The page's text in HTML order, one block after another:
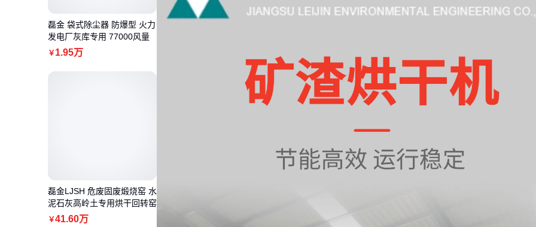
磊金 袋式除尘器 防爆型 火力
发电厂灰库专用 77000风量
￥1.95万
磊金LJSH 危废固废煅烧窑 水
泥石灰高岭土专用烘干回转窑
￥41.60万